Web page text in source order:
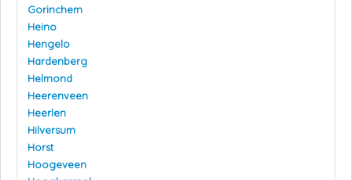
Gorinchem
Heino
Hengelo
Hardenberg
Helmond
Heerenveen
Heerlen
Hilversum
Horst
Hoogeveen